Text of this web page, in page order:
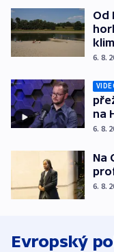
Od
6. 8.
na
6. 8.
Na
6. 8.
Evropský